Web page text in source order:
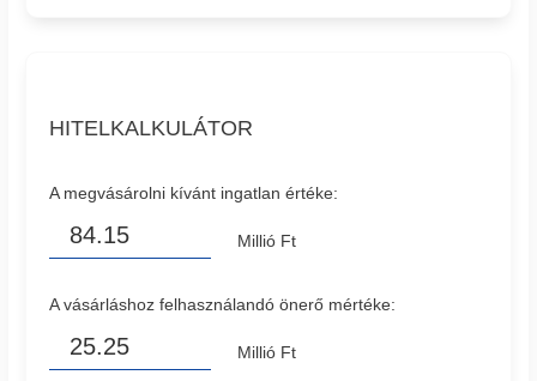
HITELKALKULÁTOR
A megvásárolni kívánt ingatlan értéke:
Millió Ft
A vásárláshoz felhasználandó önerő mértéke:
Millió Ft